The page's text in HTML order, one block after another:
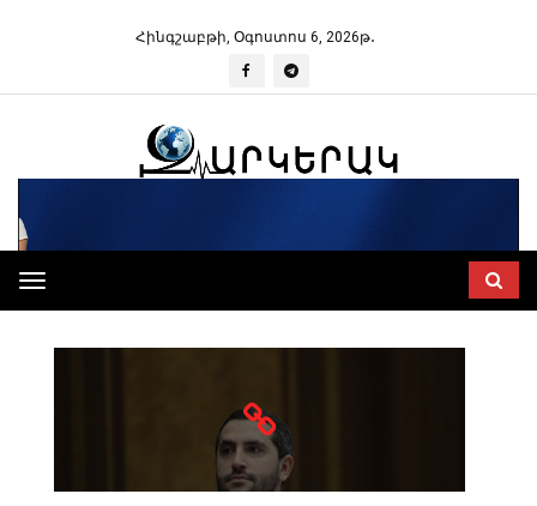
Հինգշաբթի, Օգոստոս 6, 2026թ․
Toggle
navigation
ՆԵՐՔԻՆ ՔԱՂԱՔԱԿԱՆ